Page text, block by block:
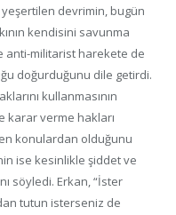
yeşertilen devrimin, bugün
kendisini savunma
anti-militarist harekete de
doğurduğunu dile getirdi.
kullanmasının
karar verme hakları
konulardan olduğunu
ise kesinlikle şiddet ve
söyledi. Erkan, “İster
tutun isterseniz de